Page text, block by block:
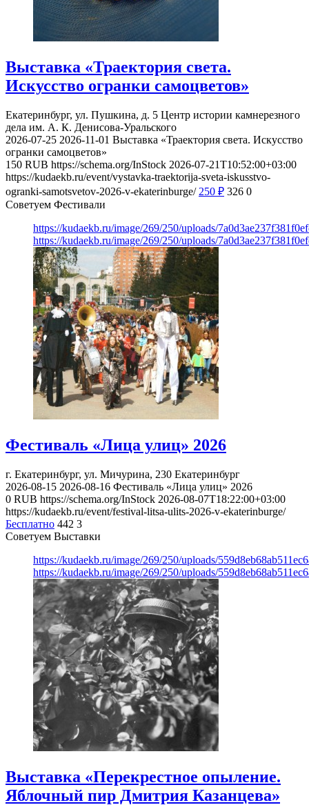
Выставка «Траектория света.
Искусство огранки самоцветов»
Екатеринбург, ул. Пушкина, д. 5 Центр истории камнерезного
дела им. А. К. Денисова-Уральского
2026-07-25 2026-11-01 Выставка «Траектория света. Искусство
огранки самоцветов»
150 RUB https://schema.org/InStock 2026-07-21T10:52:00+03:00
https://kudaekb.ru/event/vystavka-traektorija-sveta-iskusstvo-
ogranki-samotsvetov-2026-v-ekaterinburge/ 250 ₽ 326 0
Советуем Фестивали
https://kudaekb.ru/image/269/250/uploads/
https://kudaekb.ru/image/269/250/uploads/
Фестиваль «Лица улиц» 2026
г. Екатеринбург, ул. Мичурина, 230 Екатеринбург
2026-08-15 2026-08-16 Фестиваль «Лица улиц» 2026
0 RUB https://schema.org/InStock 2026-08-07T18:22:00+03:00
https://kudaekb.ru/event/festival-litsa-ulits-2026-v-ekaterinburge/
Бесплатно 442 3
Советуем Выставки
https://kudaekb.ru/image/269/250/uploads/
https://kudaekb.ru/image/269/250/uploads/
Выставка «Перекрестное опыление.
Яблочный пир Дмитрия Казанцева»